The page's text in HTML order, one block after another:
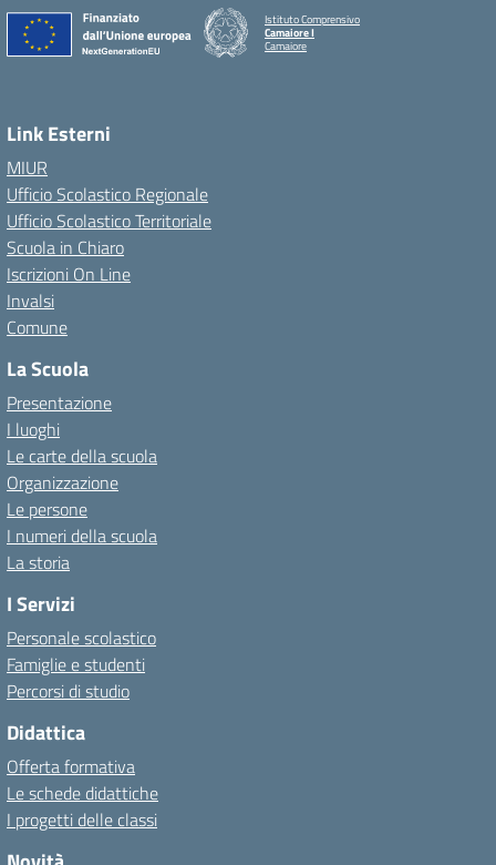
Istituto Comprensivo
Camaiore I
Camaiore
Link Esterni
MIUR
Ufficio Scolastico Regionale
Ufficio Scolastico Territoriale
Scuola in Chiaro
Iscrizioni On Line
Invalsi
Comune
La Scuola
Presentazione
I luoghi
Le carte della scuola
Organizzazione
Le persone
I numeri della scuola
La storia
I Servizi
Personale scolastico
Famiglie e studenti
Percorsi di studio
Didattica
Offerta formativa
Le schede didattiche
I progetti delle classi